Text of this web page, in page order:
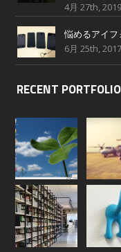
4月 27th, 2019
悩めるアイフ
6月 25th, 2017
RECENT PORTFOLIO